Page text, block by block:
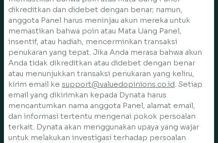
dikreditkan dan didebet dengan benar; namun,
anggota Panel harus meninjau akun mereka untuk
memastikan bahwa poin atau Mata Uang Panel,
insentif, atau hadiah, mencerminkan transaksi
penukaran yang tepat. Jika Anda merasa bahwa akun
Anda tidak dikreditkan atau didebet dengan benar
atau menunjukkan transaksi penukaran yang keliru,
kirim email ke support@valuedopinions.co.id. Setiap
email yang dikirimkan kepada Dynata harus
mencantumkan nama anggota Panel, alamat email,
dan informasi tertentu mengenai pokok persoalan
terkait. Dynata akan menggunakan upaya yang wajar
untuk melakukan investigasi terhadap persoalan